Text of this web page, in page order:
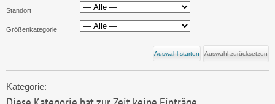
Standort
Größenkategorie
Auswahl zurücksetzen
Kategorie: